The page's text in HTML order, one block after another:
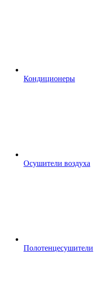
Кондиционеры
Осушители воздуха
Полотенцесушители